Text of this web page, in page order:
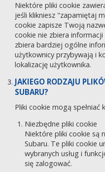
Niektóre pliki cookie
jeśli klikniesz "zapamiętaj
cookie zapisze Twoją
cookie nie zbiera
zbiera bardziej ogólne
użytkownicy przybywają i
lokalizację użytkownika.
JAKIEGO RODZAJU
SUBARU?
Pliki cookie mogą spełniać
Niezbędne pliki cookie
Niektóre pliki cookie są
Subaru. Te pliki cookie
wybranych usług i
się zalogować.